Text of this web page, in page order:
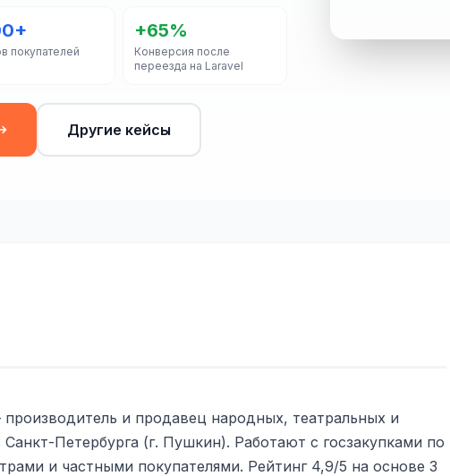
покупателей
+65%
Конверсия после
переезда на Laravel
Другие кейсы
и продавец народных, театральных и
Петербурга (г. Пушкин). Работают с госзакупками по
и частными покупателями. Рейтинг 4,9/5 на основе 3